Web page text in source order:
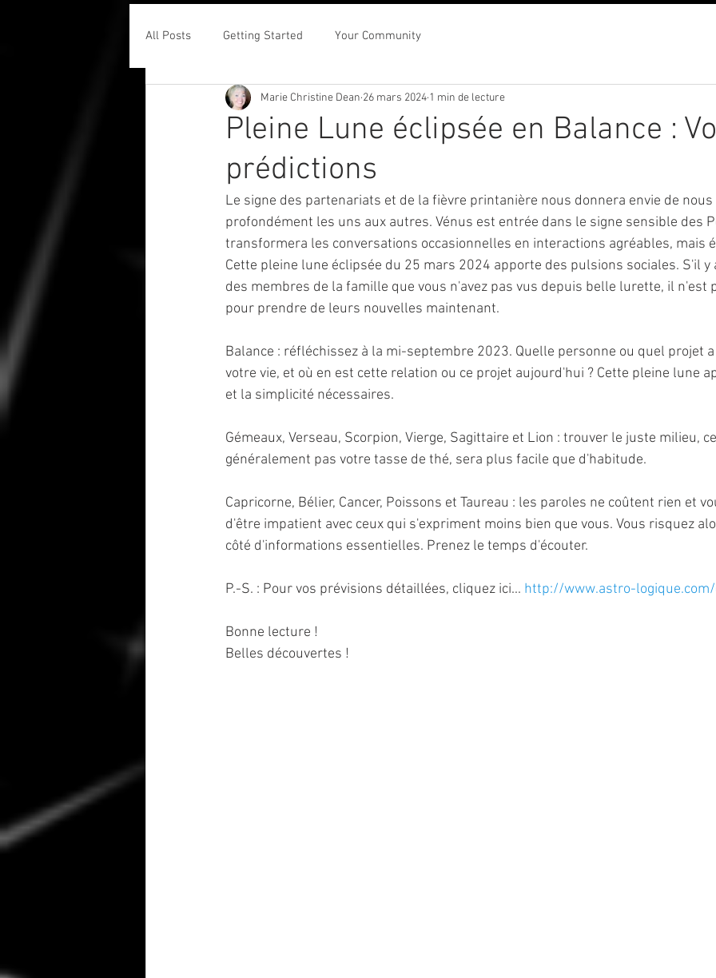
All Posts Getting Started Your Community
Pleine Lune éclipsée en Balance :
prédictions
Marie Christine Dean 26 mars 2024 1 min de lecture
Le signe des partenariats et de la fièvre printanière nous donnera envie de
profondément les uns aux autres. Vénus est entrée dans le signe sensible des
transformera les conversations occasionnelles en interactions agréables, mais
Cette pleine lune éclipsée du 25 mars 2024 apporte des pulsions sociales. S'il y
des membres de la famille que vous n'avez pas vus depuis belle lurette, il n'est
pour prendre de leurs nouvelles maintenant.
Balance : réfléchissez à la mi-septembre 2023. Quelle personne ou quel projet
votre vie, et où en est cette relation ou ce projet aujourd'hui ? Cette pleine lune
et la simplicité nécessaires.
Gémeaux, Verseau, Scorpion, Vierge, Sagittaire et Lion : trouver le juste milieu,
généralement pas votre tasse de thé, sera plus facile que d'habitude.
Capricorne, Bélier, Cancer, Poissons et Taureau : les paroles ne coûtent rien et
d'être impatient avec ceux qui s'expriment moins bien que vous. Vous risquez
côté d'informations essentielles. Prenez le temps d'écouter.
P.-S. : Pour vos prévisions détaillées, cliquez ici... http://www.astro-
Bonne lecture !
Belles découvertes !